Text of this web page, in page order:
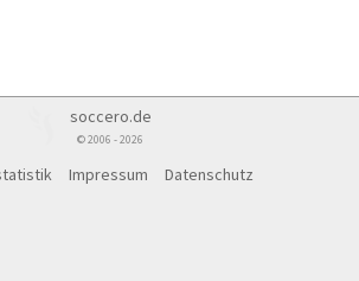
soccero.de
© 2006 - 2026
Impressum Datenschutz